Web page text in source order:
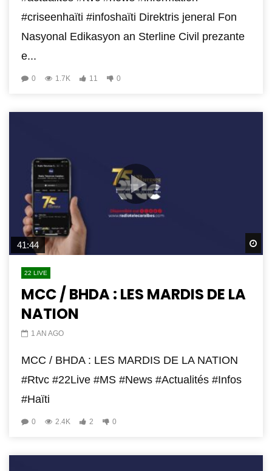
#criseenhaïti #infoshaïti Direktris jeneral Fon
Nasyonal Edikasyon an Sterline Civil prezante
e...
0 1.7K 11 0
41:44
22 LIVE
MCC / BHDA : LES MARDIS DE LA
NATION
1 AN AGO
MCC / BHDA : LES MARDIS DE LA NATION
#Rtvc #22Live #MS #News #Actualités #Infos
#Haïti
0 2.4K 2 0